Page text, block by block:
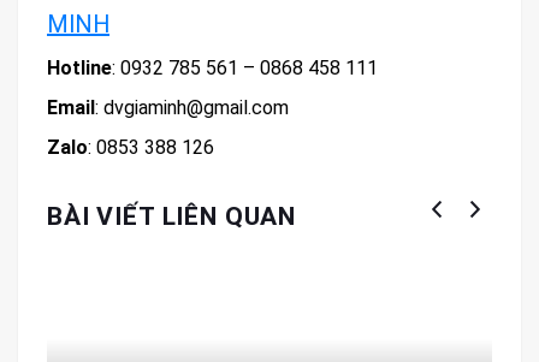
MINH
Hotline: 0932 785 561 – 0868 458 111
Email : dvgiaminh@gmail.com
Zalo: 0853 388 126
BÀI VIẾT LIÊN QUAN